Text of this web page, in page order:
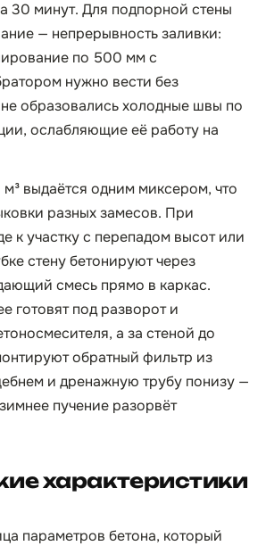
30 минут. Для подпорной стены
— непрерывность заливки:
по 500 мм с
нужно вести без
образовались холодные швы по
ослабляющие её работу на
выдаётся одним миксером, что
разных замесов. При
к участку с перепадом высот или
стену бетонируют через
смесь прямо в каркас.
готовят под разворот и
а за стеной до
обратный фильтр из
и дренажную трубу понизу —
пучение разорвёт
характеристики
параметров бетона, который